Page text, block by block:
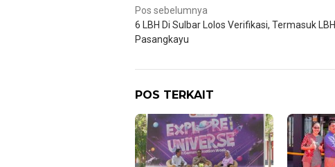
Navigasi
pos
Pos sebelumnya
6 LBH Di Sulbar Lolos Verifikasi, Termasuk LBH
Pasangkayu
POS TERKAIT